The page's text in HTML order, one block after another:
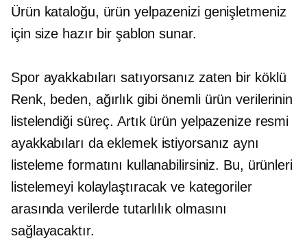
Ürün kataloğu, ürün yelpazenizi genişletmeniz
için size hazır bir şablon sunar.
Spor ayakkabıları satıyorsanız zaten bir köklü
Renk, beden, ağırlık gibi önemli ürün verilerinin
listelendiği süreç. Artık ürün yelpazenize resmi
ayakkabıları da eklemek istiyorsanız aynı
listeleme formatını kullanabilirsiniz. Bu, ürünleri
listelemeyi kolaylaştıracak ve kategoriler
arasında verilerde tutarlılık olmasını
sağlayacaktır.